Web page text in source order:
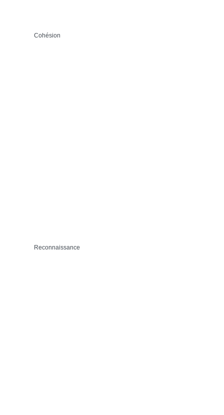
Cohésion
Reconnaissance